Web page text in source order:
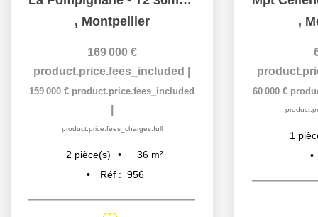
, Montpellier
169 000 €
product.price.fees_included
159 000 € product.price.fees_included
product.price.fees_charges.full
2 pièce(s) 36 m²
Réf : 956
,
60 000 €
1